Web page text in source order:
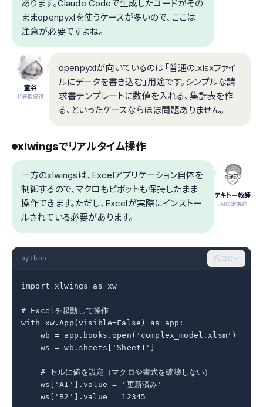
あります。Claude Codeで生成したコードがその
ままopenpyxlを使うケースが多いので、ここは
注意が必要ですよね。
室谷
代表取締役
openpyxlが向いているのは「普通の.xlsxファイ
ルにデータを書き込む」用途です。シンプルな請
求書テンプレートに数値を入れる、集計表を作
る、といったケースならほぼ問題ありません。
xlwingsでリアルタイム操作
テキトー教師
.AI認定講師
一方のxlwingsは、Excelアプリケーション自体を
制御するので、マクロもピボットも保持したまま
操作できます。ただし、Excelが実際にインストー
ルされている必要があります。
python コピー
import xlwings as xw
# Excelを起動して操作
with xw.App(visible=False) as app:
    wb = app.books.open('complex_model.xlsm')
    ws = wb.sheets['Sheet1']
    # セルに値を設定（マクロや書式を破壊しない）
    ws['A1'].value = '更新済み'
    ws['B2'].value = 12345